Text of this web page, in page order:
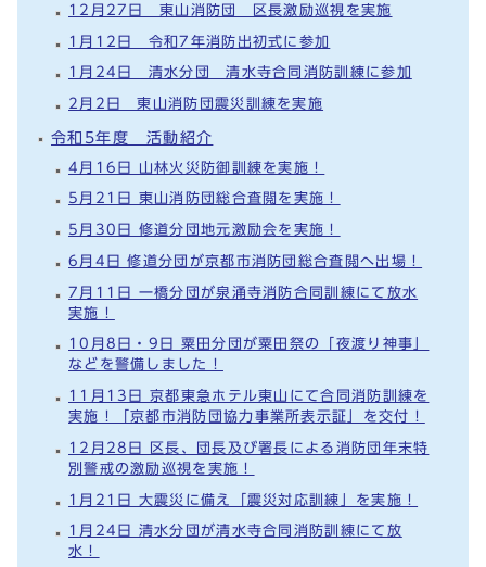
12月27日 東山消防団 区長激励巡視を実施
1月12日 令和7年消防出初式に参加
1月24日 清水分団 清水寺合同消防訓練に参加
2月2日 東山消防団震災訓練を実施
令和5年度 活動紹介
4月16日 山林火災防御訓練を実施！
5月21日 東山消防団総合査閲を実施！
5月30日 修道分団地元激励会を実施！
6月4日 修道分団が京都市消防団総合査閲へ出場！
7月11日 一橋分団が泉涌寺消防合同訓練にて放水
実施！
10月8日・9日 粟田分団が粟田祭の「夜渡り神事」
などを警備しました！
11月13日 京都東急ホテル東山にて合同消防訓練を
実施！「京都市消防団協力事業所表示証」を交付！
12月28日 区長、団長及び署長による消防団年末特
別警戒の激励巡視を実施！
1月21日 大震災に備え「震災対応訓練」を実施！
1月24日 清水分団が清水寺合同消防訓練にて放
水！